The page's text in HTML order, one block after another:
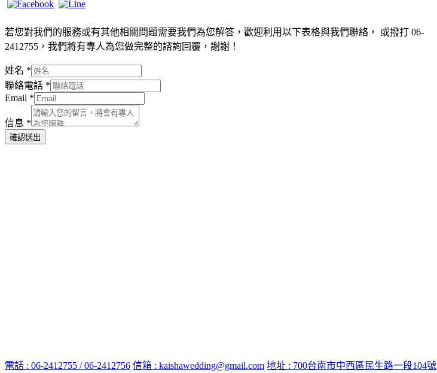
若您對我們的服務或有其他相關問題需要我們為您解答，歡迎利用以下表格與我們聯絡， 或撥打 06-
2412755，我們將有專人為您做完整的諮詢回覆，謝謝！
姓名 *
聯絡電話 *
Email *
信息 *
確認送出
電話 : 06-2412755 / 06-2412756 信箱 : kaishawedding@gmail.com 地址 : 700台南市中西區民生路一段104號